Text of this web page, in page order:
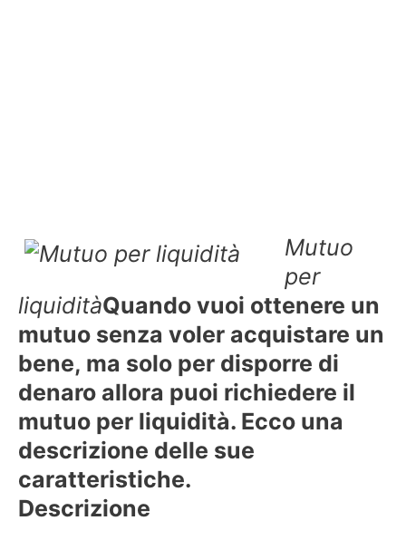
Mutuo
per
liquiditàQuando vuoi ottenere un
mutuo senza voler acquistare un
bene, ma solo per disporre di
denaro allora puoi richiedere il
mutuo per liquidità. Ecco una
descrizione delle sue
caratteristiche.
Descrizione